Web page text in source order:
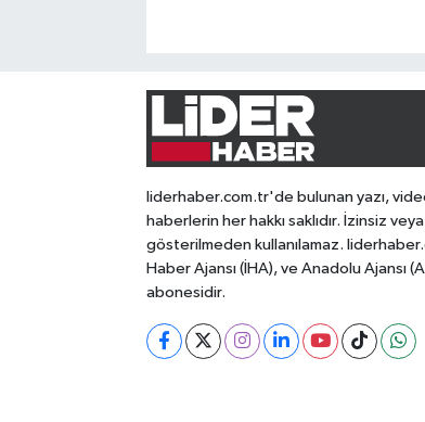
liderhaber.com.tr'de bulunan yazı,
haberlerin her hakkı saklıdır. İzinsiz
gösterilmeden kullanılamaz.
Haber Ajansı (İHA), ve Anadolu Ajansı
abonesidir.